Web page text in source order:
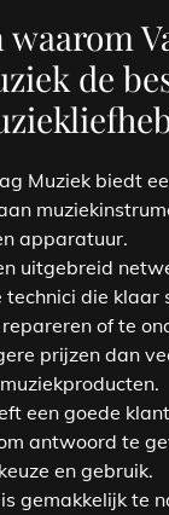
waarom
de
Muziek biedt
apparatuur.
uitgebreid
technici die klaar
of te
prijzen dan
een goede
antwoord te
en gebruik.
gemakkelijk te